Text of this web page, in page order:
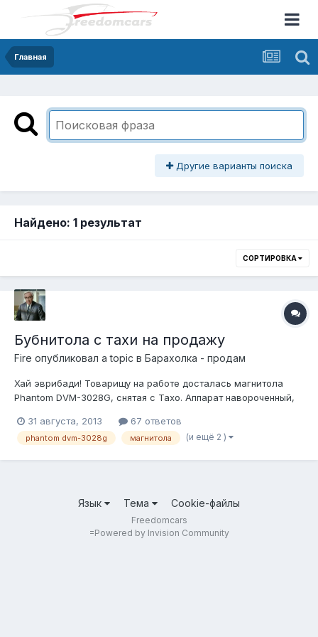
Главная
Другие варианты поиска
Найдено: 1 результат
СОРТИРОВКА
Бубнитола с тахи на продажу
Fire опубликовал a topic в Барахолка - продам
Хай эврибади! Товарищу на работе досталась магнитола
Phantom DVM-3028G, снятая с Тахо. Аппарат навороченный,
возможность подключения камеры и прочая, прочая. Кофе
разве что не варит. Идёт не только на таху, но и на другие
31 августа, 2013 67 ответов
phantom dvm-3028g магнитола (и ещё 2 )
Язык Тема Cookie-файлы
Freedomcars
=Powered by Invision Community